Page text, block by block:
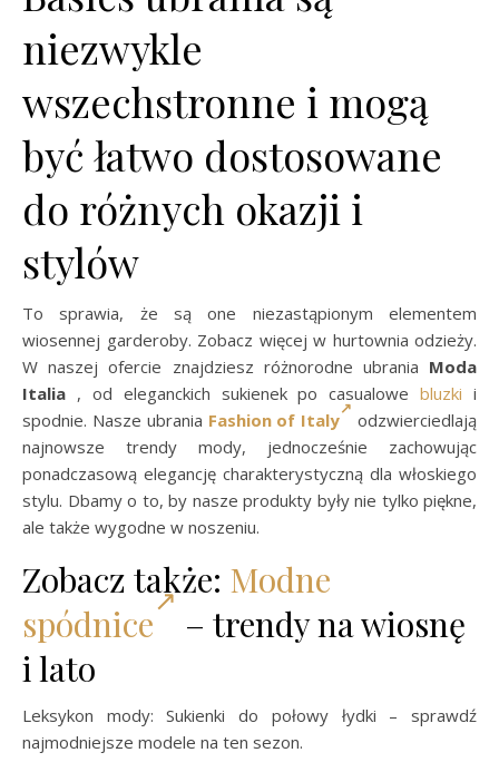
niezwykle
wszechstronne i mogą
być łatwo dostosowane
do różnych okazji i
stylów
To sprawia, że są one niezastąpionym elementem
wiosennej garderoby. Zobacz więcej w hurtownia odzieży.
W naszej ofercie znajdziesz różnorodne ubrania Moda
Italia , od eleganckich sukienek po casualowebluzki i
spodnie. Nasze ubrania Fashion of Italy
odzwierciedlają
najnowsze trendy mody, jednocześnie zachowując
ponadczasową elegancję charakterystyczną dla włoskiego
stylu. Dbamy o to, by nasze produkty były nie tylko piękne,
ale także wygodne w noszeniu.
Zobacz także: Modne
spódnice
– trendy na wiosnę
i lato
Leksykon mody: Sukienki do połowy łydki – sprawdź
najmodniejsze modele na ten sezon.